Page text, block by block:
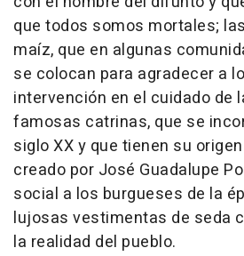
que todos somos mortales;
maíz, que en algunas
se colocan para agradecer a
intervención en el cuidado de
famosas catrinas, que se
siglo XX y que tienen su
creado por José Guadalupe
social a los burgueses de la
lujosas vestimentas de seda
la realidad del pueblo.